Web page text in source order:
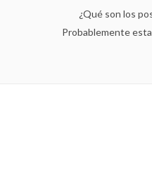
¿Qué son los
Probablemente